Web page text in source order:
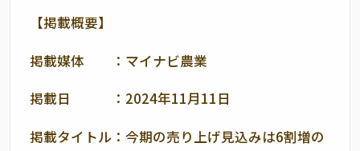
【掲載概要】
掲載媒体 ：マイナビ農業
掲載日 ：2024年11月11日
掲載タイトル：今期の売り上げ見込みは6割増の